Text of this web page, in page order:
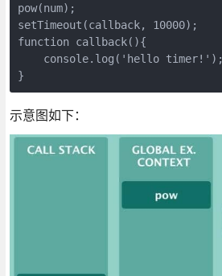
pow(num);
setTimeout(callback, 10000);
function callback(){
    console.log('hello timer!');
示意图如下：